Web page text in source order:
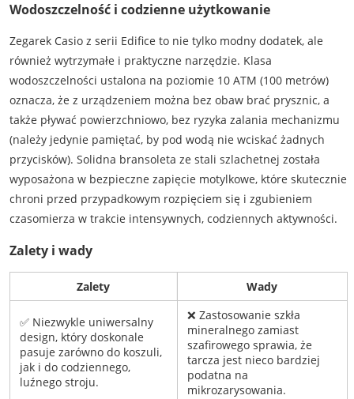
Wodoszczelność i codzienne użytkowanie
Zegarek Casio z serii Edifice to nie tylko modny dodatek, ale
również wytrzymałe i praktyczne narzędzie. Klasa
wodoszczelności ustalona na poziomie 10 ATM (100 metrów)
oznacza, że z urządzeniem można bez obaw brać prysznic, a
także pływać powierzchniowo, bez ryzyka zalania mechanizmu
(należy jedynie pamiętać, by pod wodą nie wciskać żadnych
przycisków). Solidna bransoleta ze stali szlachetnej została
wyposażona w bezpieczne zapięcie motylkowe, które skutecznie
chroni przed przypadkowym rozpięciem się i zgubieniem
czasomierza w trakcie intensywnych, codziennych aktywności.
Zalety i wady
Zalety Wady
✅ Niezwykle uniwersalny
design, który doskonale
pasuje zarówno do koszuli,
jak i do codziennego,
luźnego stroju.
❌ Zastosowanie szkła
mineralnego zamiast
szafirowego sprawia, że
tarcza jest nieco bardziej
podatna na
mikrozarysowania.